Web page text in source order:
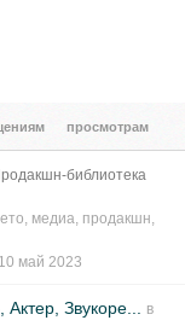
просмотрам
библиотека
, медиа, продакшн,
10 май 2023
Звукоре...
в